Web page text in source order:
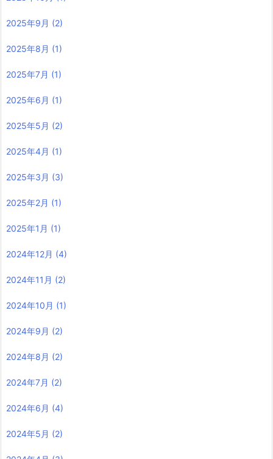
2025年9月 (2)
2025年8月 (1)
2025年7月 (1)
2025年6月 (1)
2025年5月 (2)
2025年4月 (1)
2025年3月 (3)
2025年2月 (1)
2025年1月 (1)
2024年12月 (4)
2024年11月 (2)
2024年10月 (1)
2024年9月 (2)
2024年8月 (2)
2024年7月 (2)
2024年6月 (4)
2024年5月 (2)